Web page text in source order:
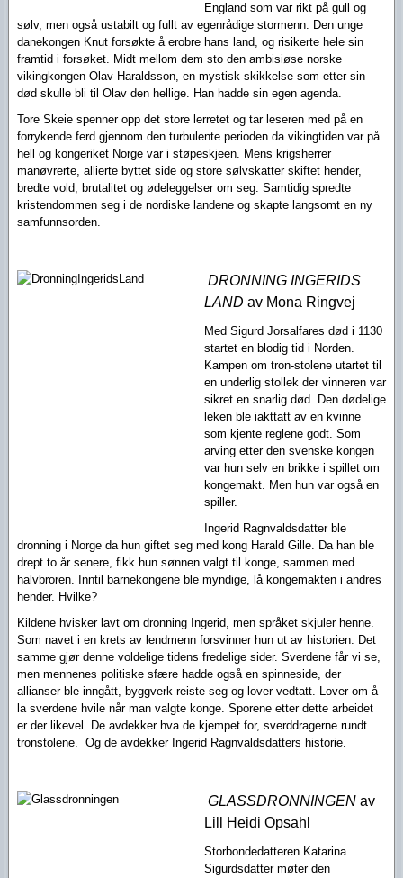
England som var rikt på gull og
sølv, men også ustabilt og fullt av egenrådige stormenn. Den unge
danekongen Knut forsøkte å erobre hans land, og risikerte hele sin
framtid i forsøket. Midt mellom dem sto den ambisiøse norske
vikingkongen Olav Haraldsson, en mystisk skikkelse som etter sin
død skulle bli til Olav den hellige. Han hadde sin egen agenda.
Tore Skeie spenner opp det store lerretet og tar leseren med på en
forrykende ferd gjennom den turbulente perioden da vikingtiden var på
hell og kongeriket Norge var i støpeskjeen. Mens krigsherrer
manøvrerte, allierte byttet side og store sølvskatter skiftet hender,
bredte vold, brutalitet og ødeleggelser om seg. Samtidig spredte
kristendommen seg i de nordiske landene og skapte langsomt en ny
samfunnsorden.
DRONNING INGERIDS
LAND av Mona Ringvej
Med Sigurd Jorsalfares død i 1130
startet en blodig tid i Norden.
Kampen om tron-stolene utartet til
en underlig stollek der vinneren var
sikret en snarlig død. Den dødelige
leken ble iakttatt av en kvinne
som kjente reglene godt. Som
arving etter den svenske kongen
var hun selv en brikke i spillet om
kongemakt. Men hun var også en
spiller.
Ingerid Ragnvaldsdatter ble
dronning i Norge da hun giftet seg med kong Harald Gille. Da han ble
drept to år senere, fikk hun sønnen valgt til konge, sammen med
halvbroren. Inntil barnekongene ble myndige, lå kongemakten i andres
hender. Hvilke?
Kildene hvisker lavt om dronning Ingerid, men språket skjuler henne.
Som navet i en krets av lendmenn forsvinner hun ut av historien. Det
samme gjør denne voldelige tidens fredelige sider. Sverdene får vi se,
men mennenes politiske sfære hadde også en spinneside, der
allianser ble inngått, byggverk reiste seg og lover vedtatt. Lover om å
la sverdene hvile når man valgte konge. Sporene etter dette arbeidet
er der likevel. De avdekker hva de kjempet for, sverddragerne rundt
tronstolene. Og de avdekker Ingerid Ragnvaldsdatters historie.
GLASSDRONNINGEN av
Lill Heidi Opsahl
Storbondedatteren Katarina
Sigurdsdatter møter den